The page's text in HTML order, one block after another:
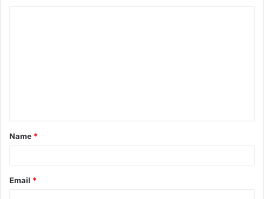
t
*
Name *
Email *